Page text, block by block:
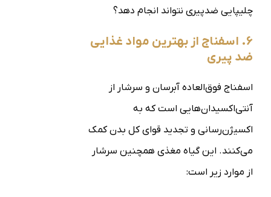
چلیپایی ضدپیری نتواند انجام دهد؟
۶. اسفناج از بهترین مواد غذایی
ضد پیری
اسفناج فوق‌العاده آبرسان و سرشار از
آنتی‌اکسیدان‌هایی است که به
اکسیژن‌رسانی و تجدید قوای کل بدن کمک
می‌کنند. این گیاه مغذی همچنین سرشار
از موارد زیر است: